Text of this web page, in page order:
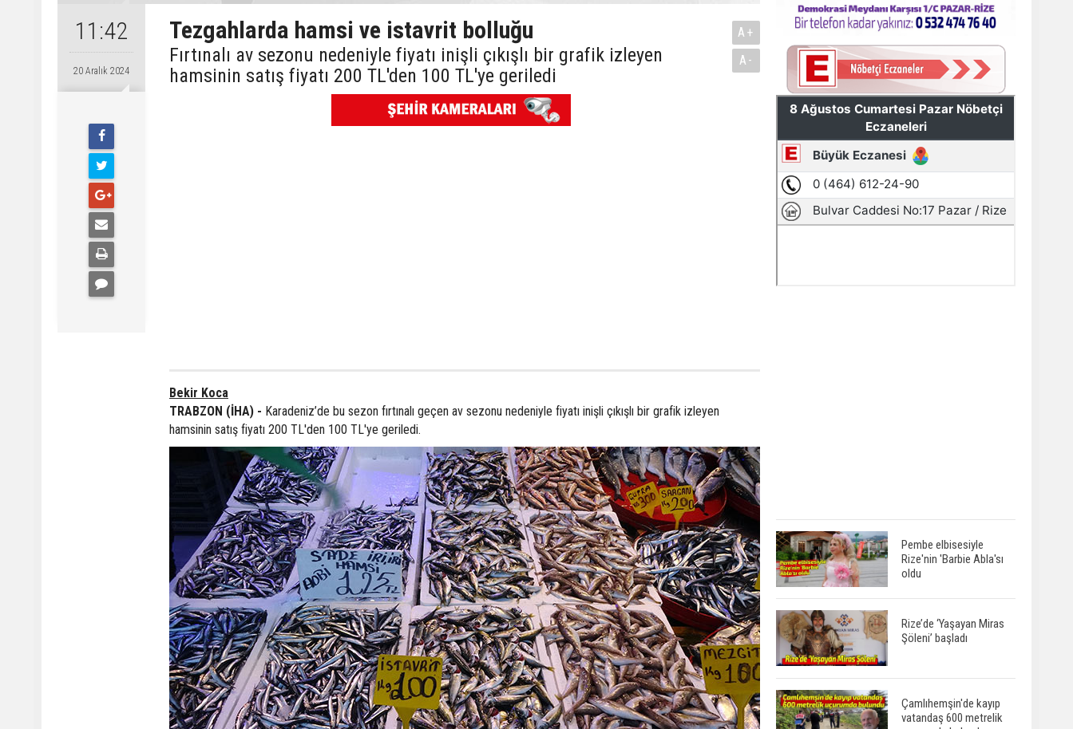
11:42
20 Aralık 2024
Tezgahlarda hamsi ve istavrit bolluğu
Fırtınalı av sezonu nedeniyle fiyatı inişli çıkışlı bir grafik izleyen
hamsinin satış fiyatı 200 TL'den 100 TL'ye geriledi
A+
A-
Bekir Koca
TRABZON (İHA) - Karadeniz’de bu sezon fırtınalı geçen av sezonu nedeniyle fiyatı inişli çıkışlı bir grafik izleyen
hamsinin satış fiyatı 200 TL'den 100 TL'ye geriledi.
Pembe elbisesiyle
Rize'nin 'Barbie Abla'sı
oldu
Rize’de ‘Yaşayan Miras
Şöleni’ başladı
Çamlıhemşin'de kayıp
vatandaş 600 metrelik